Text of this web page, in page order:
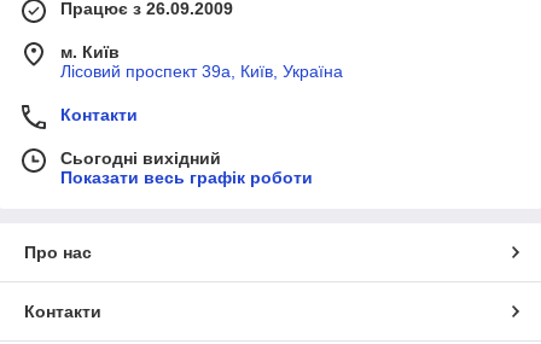
Працює з 26.09.2009
м. Київ
Лісовий проспект 39а, Київ, Україна
Контакти
Сьогодні вихідний
Показати весь графік роботи
Про нас
Контакти